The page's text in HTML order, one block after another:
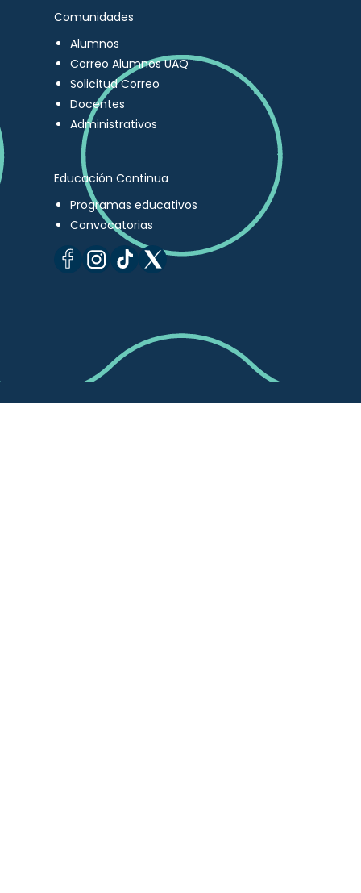
Comunidades
Alumnos
Correo Alumnos UAQ
Solicitud Correo
Docentes
Administrativos
Educación Continua
Programas educativos
Convocatorias